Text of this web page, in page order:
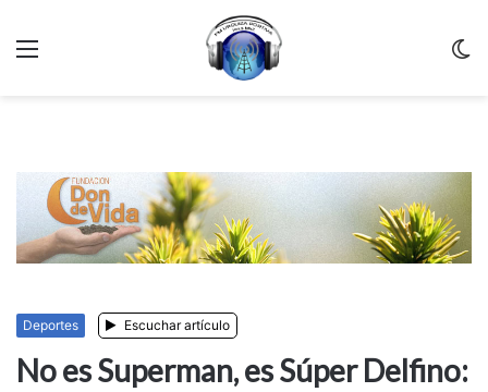
Deportes Escuchar artículo
No es Superman, es Súper Delfino: